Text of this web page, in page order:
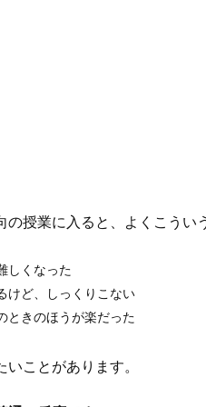
の授業に入ると、よくこうい
しくなった
けど、しっくりこない
ときのほうが楽だった
ことがあります。